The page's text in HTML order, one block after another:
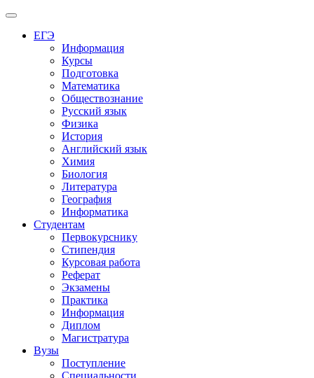
Меню
ЕГЭ
Информация
Курсы
Подготовка
Математика
Обществознание
Русский язык
Физика
История
Английский язык
Химия
Биология
Литература
География
Информатика
Студентам
Первокурснику
Стипендия
Курсовая работа
Реферат
Экзамены
Практика
Информация
Диплом
Магистратура
Вузы
Поступление
Специальности